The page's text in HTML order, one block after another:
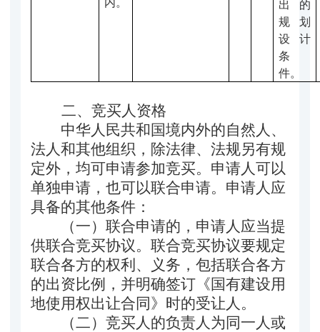
出的
规划
设计
条
件。
二、竞买人资格
中华人民共和国境内外的自然人、
法人和其他组织 ，除法律、 法规另有规
定外 ， 均可申请参加竞买。申请人可以
单独申请，也可以联合申请。申请人应
具备的其他条件：
（一） 联合申请的，申请人应当提
供联合竞买协议。联合竞买协议要规定
联合各方的权利、义务，包括联合各方
的出资比例，并明确签订《国有建设用
地使用权出让合同》时的受让人 。
（二）竞买人的负责人为同一人或